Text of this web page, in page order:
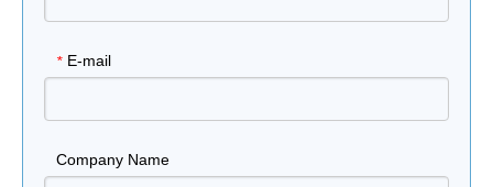
* E-mail
Company Name